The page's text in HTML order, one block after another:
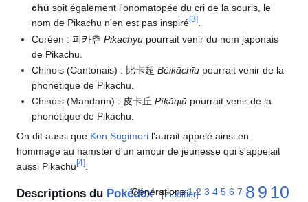
chū soit également l'onomatopée du cri de la souris, le
nom de Pikachu n'en est pas inspiré[3]
Coréen : 피카츄Pikachyu pourrait venir du nom japonais
de Pikachu.
Chinois (Cantonais) : 比卡超Béikāchīu pourrait venir de la
phonétique de Pikachu.
Chinois (Mandarin) : 皮卡丘Píkǎqiū pourrait venir de la
phonétique de Pikachu.
On dit aussi que Ken Sugimori l'aurait appelé ainsi en
hommage au hamster d'un amour de jeunesse qui s'appelait
aussi Pikachu [4].
Descriptions du Pokédex [modifier]
Générations 1 2 3 4 5 6 7 8 9 10